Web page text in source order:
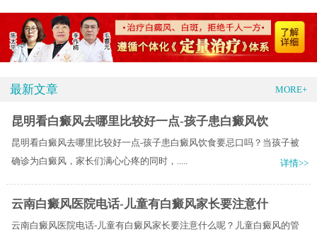
最新文章 MORE+
昆明看白癜风去哪里比较好一点-孩子患白癜风饮
昆明看白癜风去哪里比较好一点-孩子患白癜风饮食要忌口吗？当孩子被
确诊为白癜风，家长们满心心疼的同时，.....
详情>>
云南白癜风医院电话-儿童有白癜风家长要注意什
云南白癜风医院电话-儿童有白癜风家长要注意什么呢？儿童白癜风的管